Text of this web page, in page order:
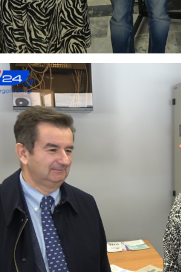
Σμυρνιώτη στο
Ναυπλιο για το
Ολιστικό Σχέδιο
Ανακύκλωσης
ΒΙΝΤΕΟ